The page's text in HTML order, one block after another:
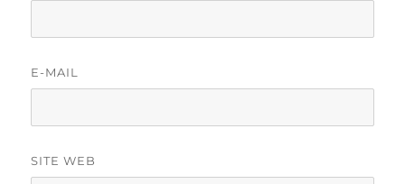
E-MAIL
SITE WEB